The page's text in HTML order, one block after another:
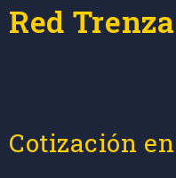
Red
Cotización